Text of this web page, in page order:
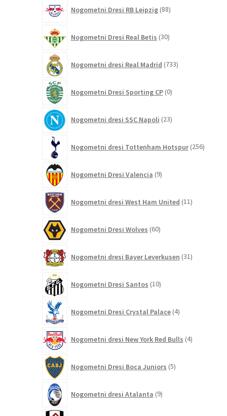
Nogometni Dresi RB Leipzig 88izdelkov
Nogometni Dresi Real Betis 30izdelkov
Nogometni dresi Real Madrid 733izdelkov
Nogometni Dresi Sporting CP 0izdelkov
Nogometni dresi SSC Napoli 23izdelkov
Nogometni dresi Tottenham Hotspur 256
Nogometni Dresi Valencia 9izdelkov
Nogometni dresi West Ham United 11izdelkov
Nogometni Dresi Wolves 60izdelkov
Nogometni dresi Bayer Leverkusen 31izdelkov
Nogometni Dresi Santos 10izdelkov
Nogometni Dresi Crystal Palace 4izdelki
Nogometni dresi New York Red Bulls 4izdelki
Nogometni Dresi Boca Juniors 5izdelkov
Nogometni dresi Atalanta 9izdelkov